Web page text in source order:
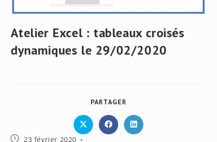
Atelier Excel : tableaux croisés
dynamiques le 29/02/2020
PARTAGER
CONTENU
Ouvrir
dans
Ouvrir
dans
Ouvrir
dans
Publication
23 février 2020